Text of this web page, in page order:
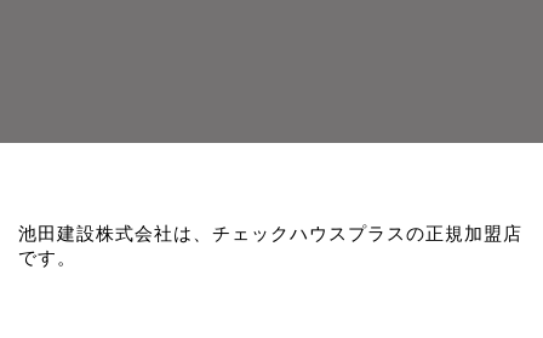
池田建設株式会社は、チェックハウスプラスの正規加盟店
です。